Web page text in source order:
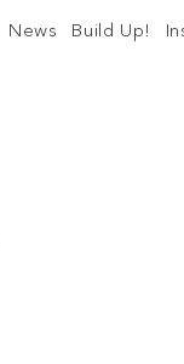
News Build Up!